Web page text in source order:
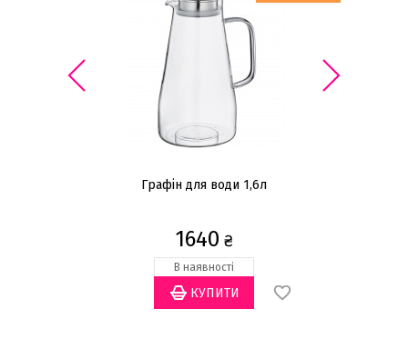
Графін для води 1,6л
1640 ₴
В наявності